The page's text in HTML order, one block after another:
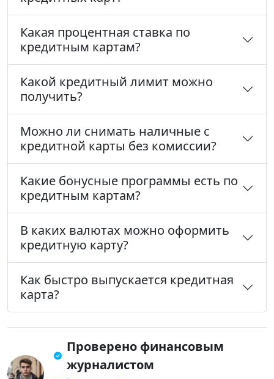
Какая процентная ставка по
кредитным картам?
Какой кредитный лимит можно
получить?
Можно ли снимать наличные с
кредитной карты без комиссии?
Какие бонусные программы есть по
кредитным картам?
В каких валютах можно оформить
кредитную карту?
Как быстро выпускается кредитная
карта?
Проверено финансовым
журналистом